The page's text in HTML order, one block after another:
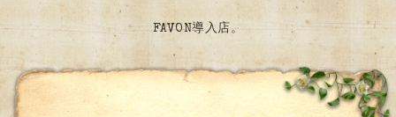
FAVON導入店。